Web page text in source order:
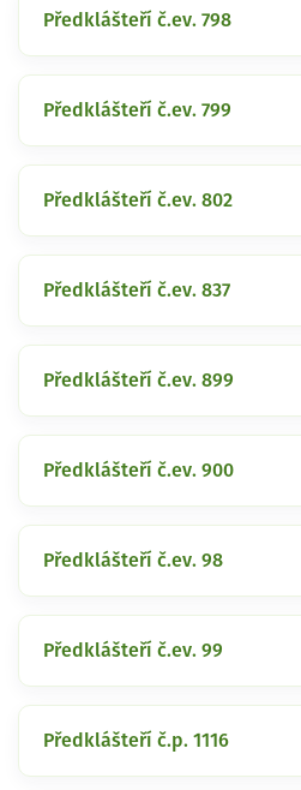
Předklášteří č.ev. 798
Předklášteří č.ev. 799
Předklášteří č.ev. 802
Předklášteří č.ev. 837
Předklášteří č.ev. 899
Předklášteří č.ev. 900
Předklášteří č.ev. 98
Předklášteří č.ev. 99
Předklášteří č.p. 1116